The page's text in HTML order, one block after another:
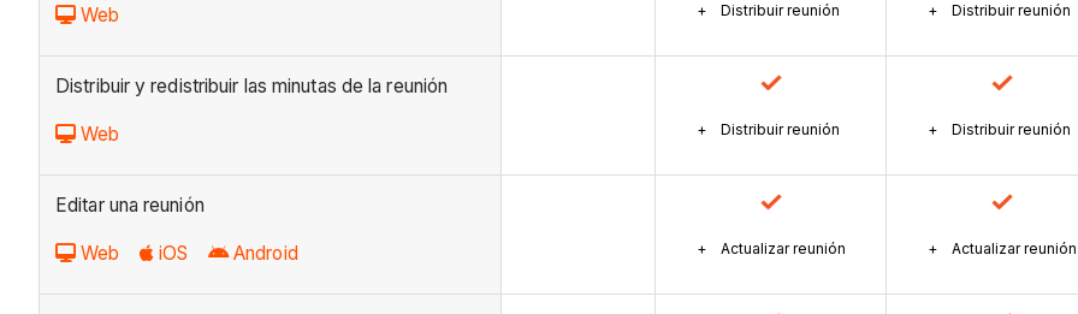
Web Distribuir reunión Distribuir reunión
Distribuir y redistribuir las minutas de la reunión
Web Distribuir reunión Distribuir reunión
Editar una reunión
Web iOS Android Actualizar reunión Actualizar reunión